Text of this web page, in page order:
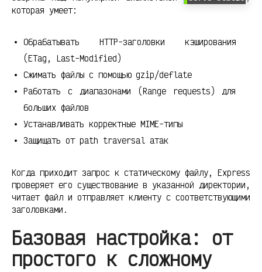
которая умеет:
Обрабатывать HTTP-заголовки кэширования
(ETag, Last-Modified)
Сжимать файлы с помощью gzip/deflate
Работать с диапазонами (Range requests) для
больших файлов
Устанавливать корректные MIME-типы
Защищать от path traversal атак
Когда приходит запрос к статическому файлу, Express
проверяет его существование в указанной директории,
читает файл и отправляет клиенту с соответствующими
заголовками.
Базовая настройка: от
простого к сложному